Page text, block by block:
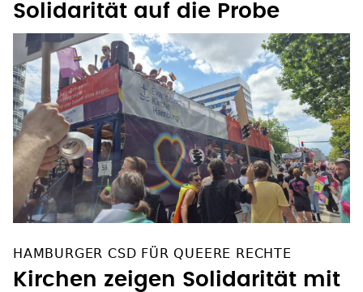
Solidarität auf die Probe
HAMBURGER CSD FÜR QUEERE RECHTE
Kirchen zeigen Solidarität mit